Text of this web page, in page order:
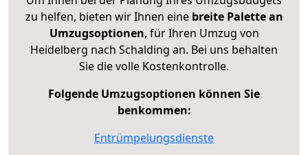
zu helfen, bieten wir Ihnen eine breite Palette an
Umzugsoptionen, für Ihren Umzug von
Heidelberg nach Schalding an. Bei uns behalten
Sie die volle Kostenkontrolle.
Folgende Umzugsoptionen können Sie
benkommen:
Entrümpelungsdienste